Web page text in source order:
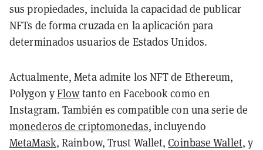
sus propiedades, incluida la capacidad de publicar
NFTs de forma cruzada en la aplicación para
determinados usuarios de Estados Unidos.
Actualmente, Meta admite los NFT de Ethereum,
Polygon yFlowtanto en Facebook como en
Instagram. También es compatible con una serie de
monederos de criptomonedas, incluyendo
MetaMask, Rainbow, Trust Wallet,Coinbase Wallet, y